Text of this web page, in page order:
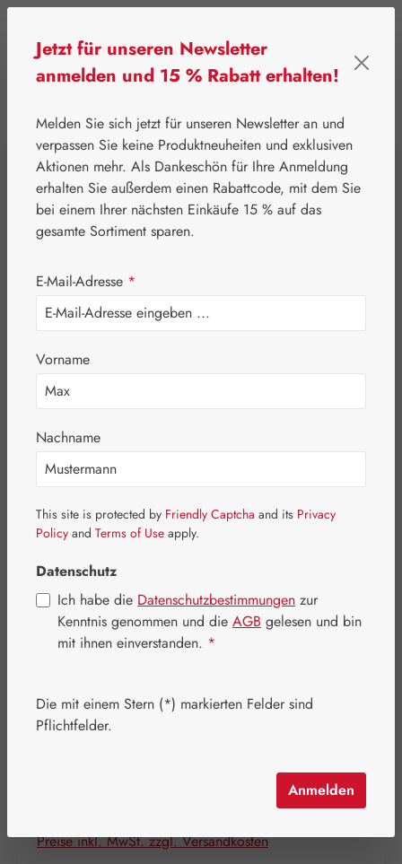
⌂ Gall Pharma Aminosäuren
L-Arginin / L-
Ornithin / L-Lysin
4:3:4 GPH
Kapseln
Bildergalerie überspringen
Preise inkl. MwSt. zzgl. Versandkosten
Jetzt für unseren Newsletter
anmelden und 15 % Rabatt erhalten!
Melden Sie sich jetzt für unseren Newsletter an und
verpassen Sie keine Produktneuheiten und exklusiven
Aktionen mehr. Als Dankeschön für Ihre Anmeldung
erhalten Sie außerdem einen Rabattcode, mit dem Sie
bei einem Ihrer nächsten Einkäufe 15 % auf das
gesamte Sortiment sparen.
E-Mail-Adresse *
Vorname
Nachname
This site is protected by Friendly Captcha and its Privacy
Policy and Terms of Use apply.
Datenschutz
Ich habe die Datenschutzbestimmungen zur
Kenntnis genommen und die AGB gelesen und bin
mit ihnen einverstanden. *
Die mit einem Stern (*) markierten Felder sind
Pflichtfelder.
Anmelden